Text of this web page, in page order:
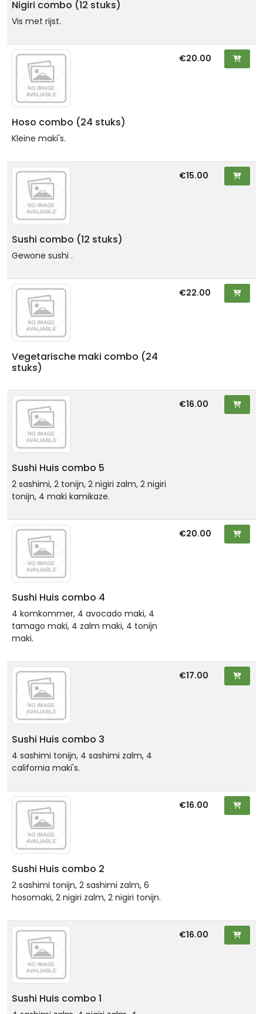
Nigiri combo (12 stuks)
Vis met rijst.
Hoso combo (24 stuks)
Kleine maki's.
€20.00
Sushi combo (12 stuks)
Gewone sushi .
€15.00
Vegetarische maki combo (24
stuks)
€22.00
Sushi Huis combo 5
2 sashimi, 2 tonijn, 2 nigiri zalm, 2 nigiri
tonijn, 4 maki kamikaze.
€16.00
Sushi Huis combo 4
4 komkommer, 4 avocado maki, 4
tamago maki, 4 zalm maki, 4 tonijn
maki.
€20.00
Sushi Huis combo 3
4 sashimi tonijn, 4 sashimi zalm, 4
california maki's.
€17.00
Sushi Huis combo 2
2 sashimi tonijn, 2 sashimi zalm, 6
hosomaki, 2 nigiri zalm, 2 nigiri tonijn.
€16.00
Sushi Huis combo 1
€16.00